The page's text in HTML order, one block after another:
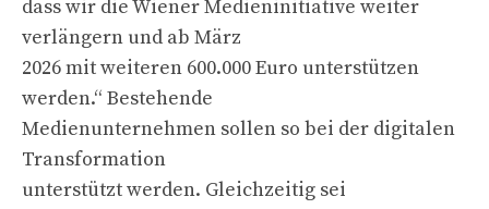
dass wir die Wiener Medieninitiative weiter
verlängern und ab März
2026 mit weiteren 600.000 Euro unterstützen
werden.“ Bestehende
Medienunternehmen sollen so bei der digitalen
Transformation
unterstützt werden. Gleichzeitig sei